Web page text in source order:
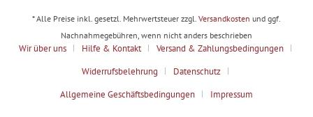
* Alle Preise inkl. gesetzl. Mehrwertsteuer zzgl. Versandkosten und ggf.
Nachnahmegebühren, wenn nicht anders beschrieben
Wir über uns Hilfe & Kontakt
Versand & Zahlungsbedingungen
Widerrufsbelehrung
Datenschutz
Allgemeine Geschäftsbedingungen
Impressum